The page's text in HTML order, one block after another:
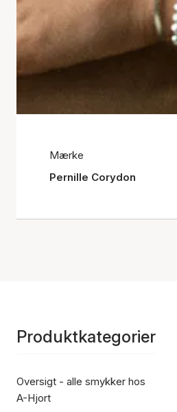
Mærke
Pernille Corydon
Produktkategorier
Oversigt - alle smykker hos
A-Hjort